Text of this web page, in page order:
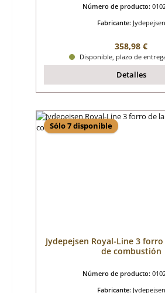
Número de producto:
Fabricante: Jydepejsen
Precio normal:
358,98 €
Disponible, plazo de
Detalles
Sólo 7 disponible
Jydepejsen Royal-Line 3
de combustión
Número de producto:
Fabricante: Jydepejsen